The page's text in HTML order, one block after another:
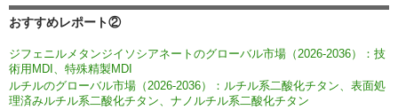
おすすめレポート②
ジフェニルメタンジイソシアネートのグローバル市場（2026-2036）：技
術用MDI、特殊精製MDI
ルチルのグローバル市場（2026-2036）：ルチル系二酸化チタン、表面処
理済みルチル系二酸化チタン、ナノルチル系二酸化チタン